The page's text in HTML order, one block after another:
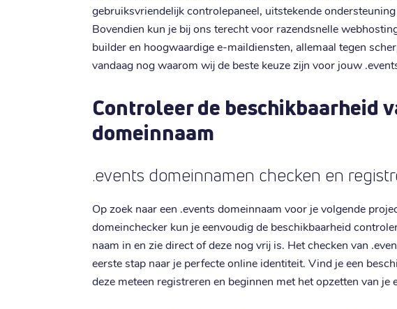
gebruiksvriendelijk controlepaneel, uitstekende
Bovendien kun je bij ons terecht voor razendsnelle
builder en hoogwaardige e-maildiensten, allemaal tegen
vandaag nog waarom wij de beste keuze zijn voor jouw
Controleer de beschikbaarheid
domeinnaam
.events domeinnamen checken en
Op zoek naar een .events domeinnaam voor je volgende
domeinchecker kun je eenvoudig de beschikbaarheid
naam in en zie direct of deze nog vrij is. Het checken van
eerste stap naar je perfecte online identiteit. Vind je een
deze meteen registreren en beginnen met het opzetten van je